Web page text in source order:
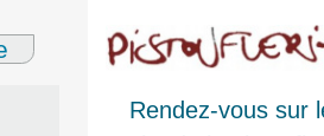
Rendez-vous sur